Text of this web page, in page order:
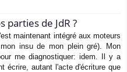
parties de JdR ?
maintenant intégré aux moteurs
insu de mon plein gré). Mon
me diagnostiquer: idem. Il y a
écrire, autant l'acte d'écriture que